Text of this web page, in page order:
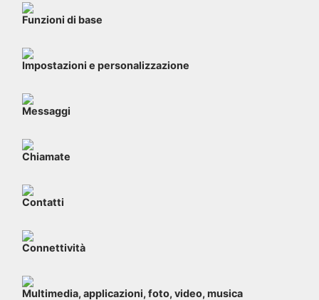
Funzioni di base
Impostazioni e personalizzazione
Messaggi
Chiamate
Contatti
Connettività
Multimedia, applicazioni, foto, video, musica